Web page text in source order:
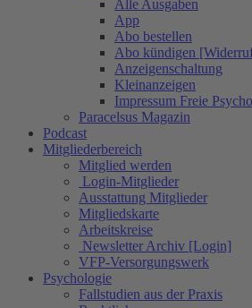
Alle Ausgaben
App
Abo bestellen
Abo kündigen
Anzeigenschaltung
Kleinanzeigen
Impressum Freie
Paracelsus Magazin
Podcast
Mitgliederbereich
Mitglied werden
Login-Mitglieder
Ausstattung Mitglieder
Mitgliedskarte
Arbeitskreise
Newsletter Archiv [Login]
VFP-Versorgungswerk
Psychologie
Fallstudien aus der Praxis